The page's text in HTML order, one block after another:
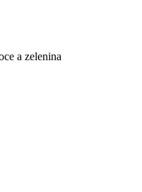
a zelenina